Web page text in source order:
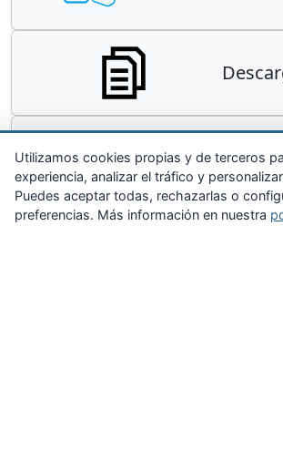
Utilizamos cookies propias y de terceros
experiencia, analizar el tráfico y
Puedes aceptar todas, rechazarlas o
preferencias. Más información en nuestra